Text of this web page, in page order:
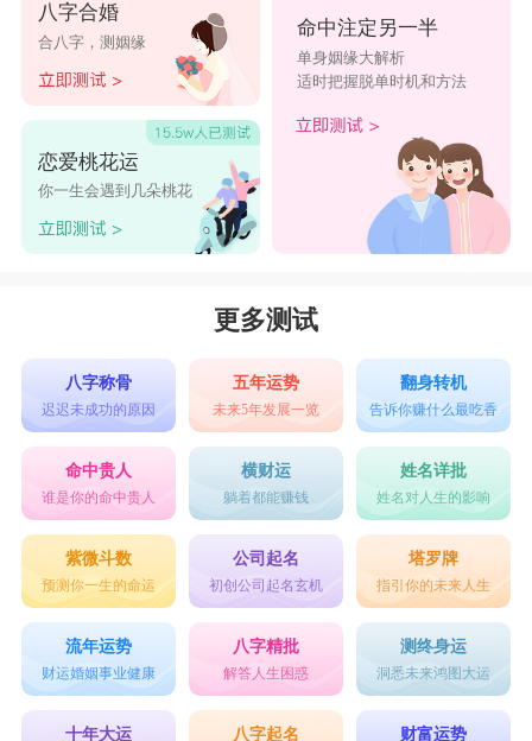
八字合婚
合八字，测姻缘
恋爱桃花运
你一生会遇到几朵桃花
命中注定另一半
单身姻缘大解析
适时把握脱单时机和方法
更多测试
八字称骨
迟迟未成功的原因
五年运势
未来5年发展一览
翻身转机
告诉你赚什么最吃香
命中贵人
谁是你的命中贵人
横财运
躺着都能赚钱
姓名详批
姓名对人生的影响
紫微斗数
预测你一生的命运
公司起名
初创公司起名玄机
塔罗牌
指引你的未来人生
流年运势
财运婚姻事业健康
八字精批
解答人生困惑
测终身运
洞悉未来鸿图大运
十年大运 八字起名 财富运势